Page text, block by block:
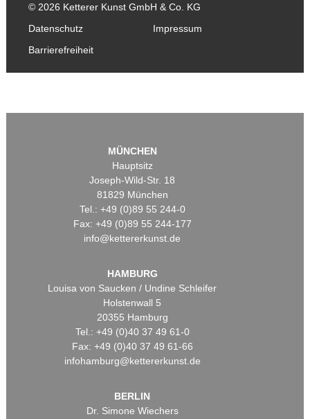
© 2026 Ketterer Kunst GmbH & Co. KG
Datenschutz
Impressum
Barrierefreiheit
MÜNCHEN
Hauptsitz
Joseph-Wild-Str. 18
81829 München
Tel.: +49 (0)89 55 244-0
Fax: +49 (0)89 55 244-177
info@kettererkunst.de
HAMBURG
Louisa von Saucken / Undine Schleifer
Holstenwall 5
20355 Hamburg
Tel.: +49 (0)40 37 49 61-0
Fax: +49 (0)40 37 49 61-66
infohamburg@kettererkunst.de
BERLIN
Dr. Simone Wiechers